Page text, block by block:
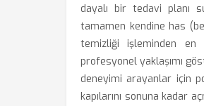
dayalı bir tedavi planı
tamamen kendine has
temizliği işleminden en
profesyonel yaklaşımı
deneyimi arayanlar için
kapılarını sonuna kadar